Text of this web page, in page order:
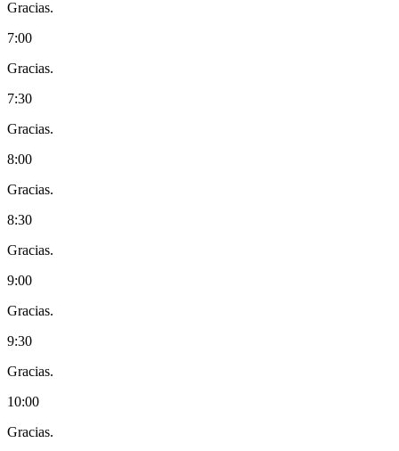
Gracias.
7:00
Gracias.
7:30
Gracias.
8:00
Gracias.
8:30
Gracias.
9:00
Gracias.
9:30
Gracias.
10:00
Gracias.